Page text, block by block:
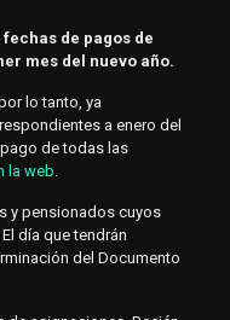
de pagos de
mes del nuevo año.
lo tanto, ya
a enero del
de todas las
la web.
y pensionados cuyos
día que tendrán
del Documento